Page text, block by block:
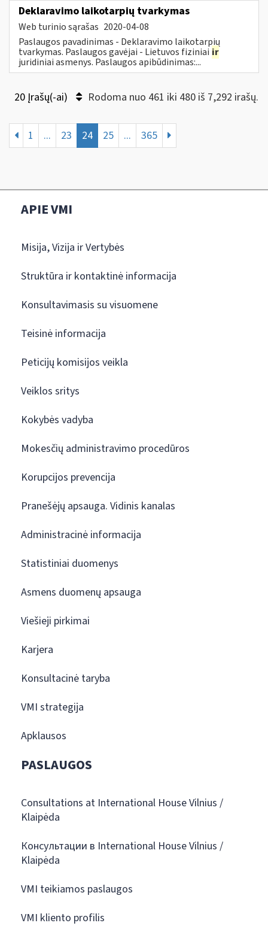
Deklaravimo laikotarpių tvarkymas
Web turinio sąrašas 2020-04-08
Paslaugos pavadinimas - Deklaravimo laikotarpių
tvarkymas. Paslaugos gavėjai - Lietuvos fiziniai ir
juridiniai asmenys. Paslaugos apibūdinimas:...
20 Įrašų(-ai) Rodoma nuo 461 iki 480 iš 7,292 irašų.
1 ... 23 24 25 ... 365
APIE VMI
Misija, Vizija ir Vertybės
Struktūra ir kontaktinė informacija
Konsultavimasis su visuomene
Teisinė informacija
Peticijų komisijos veikla
Veiklos sritys
Kokybės vadyba
Mokesčių administravimo procedūros
Korupcijos prevencija
Pranešėjų apsauga. Vidinis kanalas
Administracinė informacija
Statistiniai duomenys
Asmens duomenų apsauga
Viešieji pirkimai
Karjera
Konsultacinė taryba
VMI strategija
Apklausos
PASLAUGOS
Consultations at International House Vilnius /
Klaipėda
Консультации в International House Vilnius /
Klaipėda
VMI teikiamos paslaugos
VMI kliento profilis